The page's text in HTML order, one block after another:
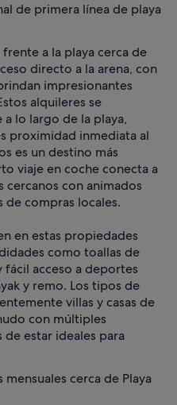
de primera línea de playa
a la playa cerca de
directo a la arena, con
impresionantes
alquileres se
lo largo de la playa,
proximidad inmediata al
es un destino más
viaje en coche conecta a
cercanos con animados
de compras locales.
en estas propiedades
como toallas de
fácil acceso a deportes
y remo. Los tipos de
villas y casas de
con múltiples
estar ideales para
cerca de Playa